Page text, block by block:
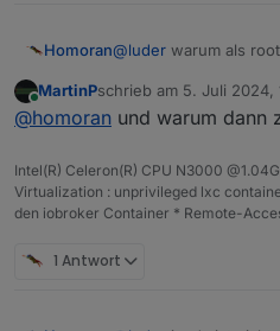
All packages are up
Reading package
Building dependency
Calculating
Homoran@luder warum als
Online
MartinPschrieb am 5. Juli 2024,
zuletzt editiert von
@homoran und warum dann
Intel(R) Celeron(R) CPU N3000
Virtualization : unprivileged lxc
den iobroker Container * Remote-
1 Antwort